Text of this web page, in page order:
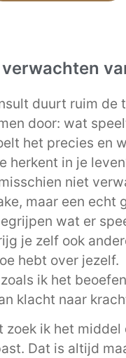
duurt ruim de
door: wat
het precies en
herkent in je
niet
maar een echt
wat er
je zelf ook
hebt over jezelf.
ik het
klacht naar
zoek ik het middel
Dat is altijd